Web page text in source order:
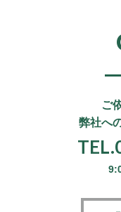
ご
弊社へ